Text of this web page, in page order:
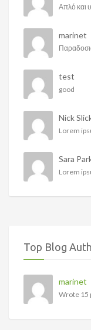
Απλό και
marinet
test
good
Nick
Lorem
Sara
Lorem
Top Blog
marinet
Wrote 15